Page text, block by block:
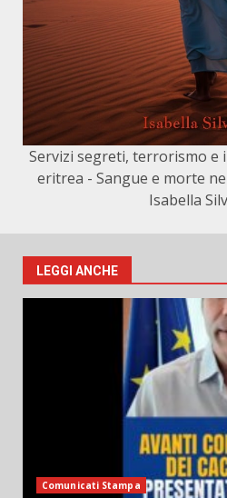
Servizi segreti, terrorismo e
eritrea - Sangue e morte
Isabella
LEGGI ANCHE
Comunicati Stampa